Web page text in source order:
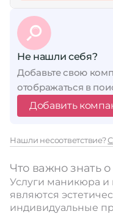
Не нашли себя?
Добавьте свою
отображаться в
Добавить
Нашли несоответствие?
Что важно знать
Услуги маникюра
являются
индивидуальные